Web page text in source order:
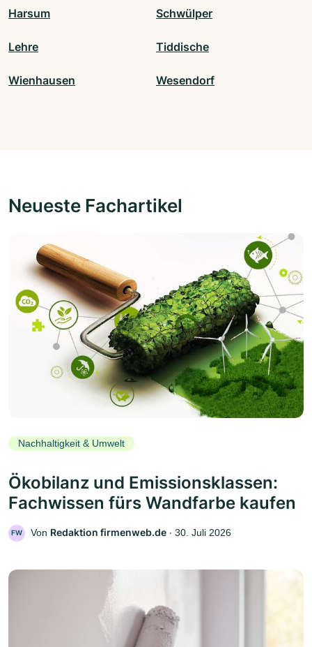
Harsum Schwülper
Lehre Tiddische
Wienhausen Wesendorf
Neueste Fachartikel
Nachhaltigkeit & Umwelt
Ökobilanz und Emissionsklassen:
Fachwissen fürs Wandfarbe kaufen
FW Von Redaktion firmenweb.de ‧ 30. Juli 2026